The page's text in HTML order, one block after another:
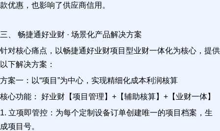
款优惠，也影响了供应商信用。
三、 畅捷通好业财 · 场景化产品解决方案
针对核心痛点，以畅捷通好业财项目型业财一体化为核心，提供
以下解决方案：
方案一：以“项目”为中心，实现精细化成本利润核算
核心功能： 好业财【项目管理】+【辅助核算】+【业财一体】
1. 立项即管控：为每个定制设备订单创建唯一的项目档案，生
成项目号。